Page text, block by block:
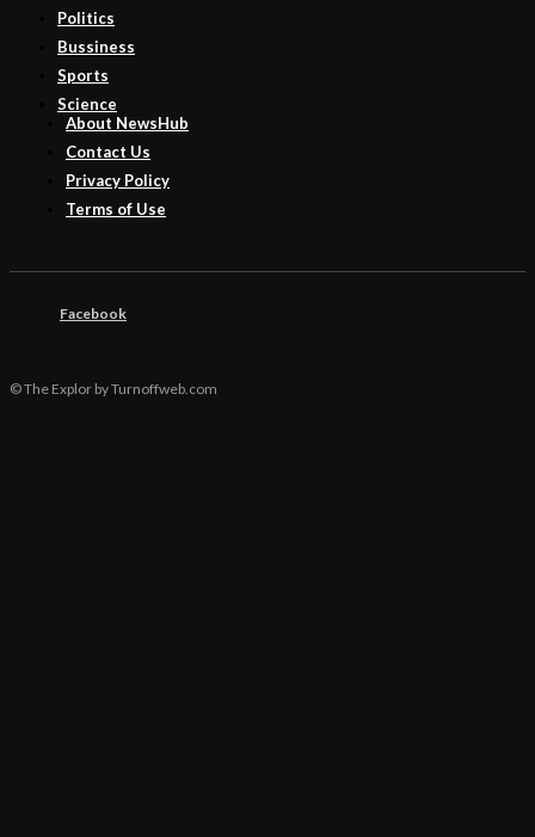
Politics
Bussiness
Sports
Science
About NewsHub
Contact Us
Privacy Policy
Terms of Use
Facebook
© The Explor by Turnoffweb.com